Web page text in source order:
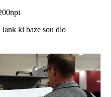
ki baze sou dlo